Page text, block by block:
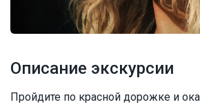
Описание экскурсии
Пройдите по красной дорожке и